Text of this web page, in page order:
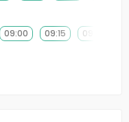
09:00 09:15 09:30